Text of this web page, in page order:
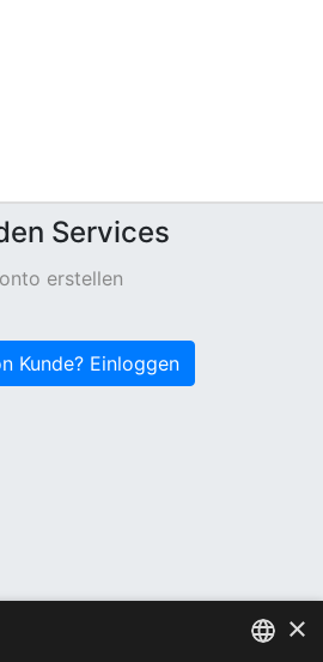
Services
erstellen
Kunde? Einloggen
×